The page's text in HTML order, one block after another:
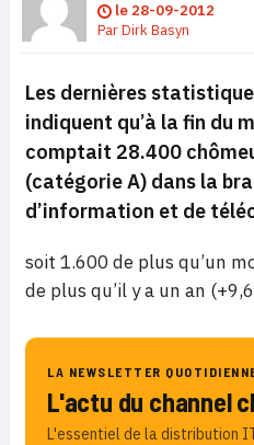
le 28-09-2012
ParDirk Basyn
Les dernières
indiquent qu’à la fin du
comptait 28.400
(catégorie A) dans la
d’information et de
soit 1.600 de plus qu’un
de plus qu’il y a un an
LA NEWSLETTER
L'actu du channel
L'essentiel de la distribution